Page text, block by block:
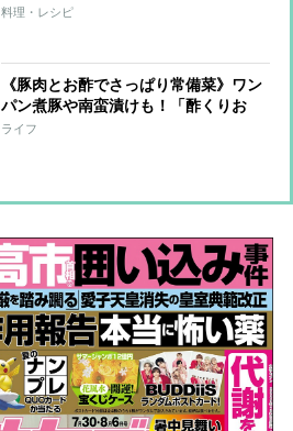
ルシーな朝昼晩の3品
料理・レシピ
《豚肉とお酢でさっぱり常備菜》ワン
パン煮豚や南蛮漬けも！「酢くりお
き」レシピ5品
ライフ